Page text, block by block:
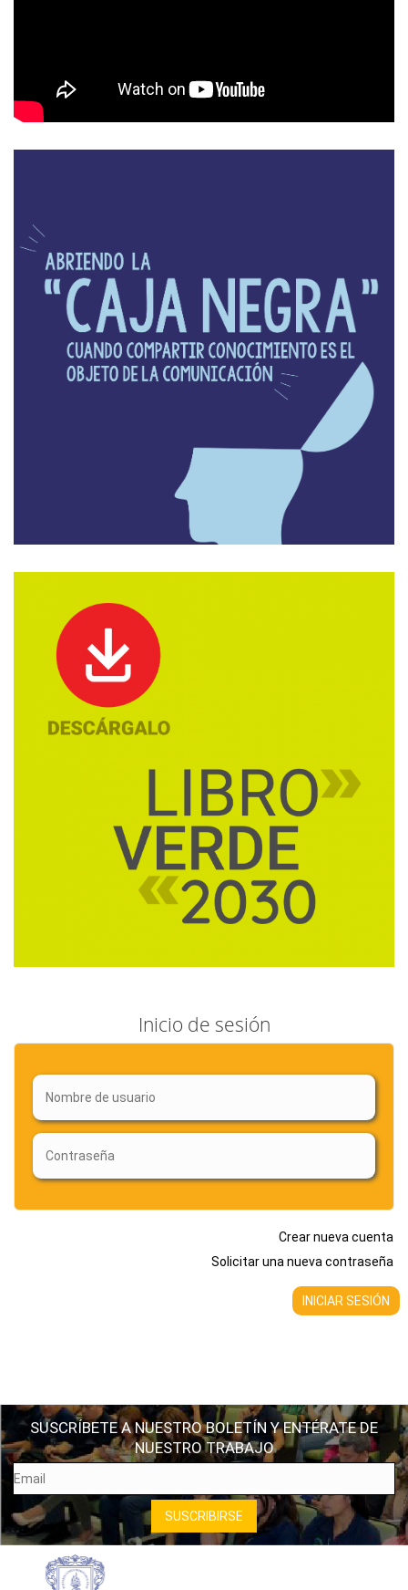
Inicio de sesión
Crear nueva cuenta
Solicitar una nueva contraseña
SUSCRÍBETE A NUESTRO BOLETÍN Y ENTÉRATE DE
NUESTRO TRABAJO